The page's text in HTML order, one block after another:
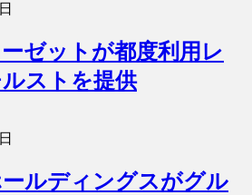
ゼットが都度利用レ
ストを提供
ルディングスがグル